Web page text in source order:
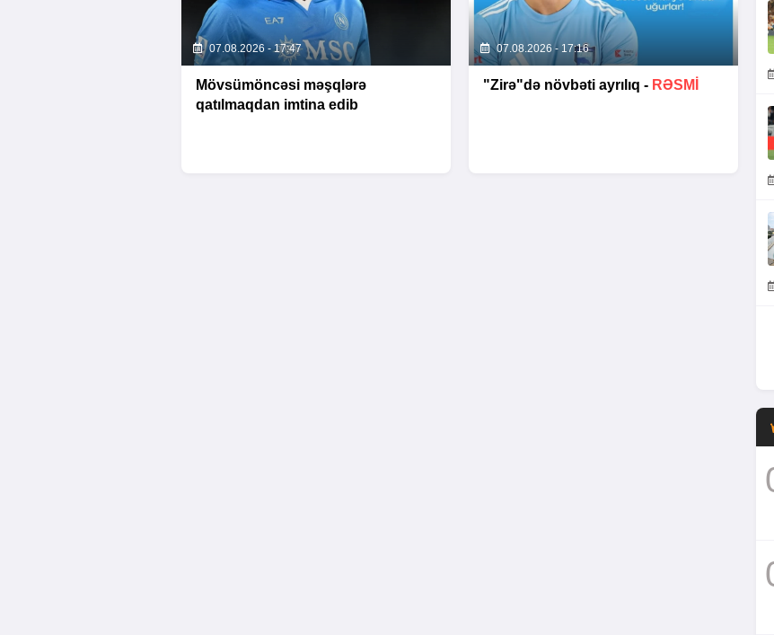
07.08.2026 - 17:47
Mövsümöncəsi məşqlərə
qatılmaqdan imtina edib
07.08.2026 - 17:16
"Zirə"də növbəti ayrılıq - RƏSMİ